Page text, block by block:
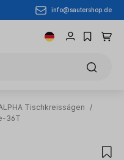
info@sautershop.de
Tischkreissägen
/
36T